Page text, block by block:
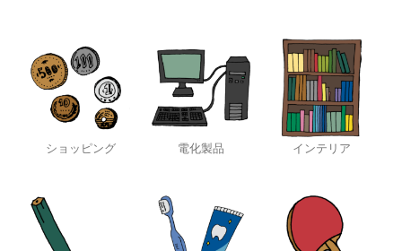
ショッピング 電化製品 インテリア